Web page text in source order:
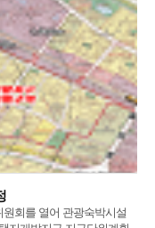
원회를 열어 관광숙박시설